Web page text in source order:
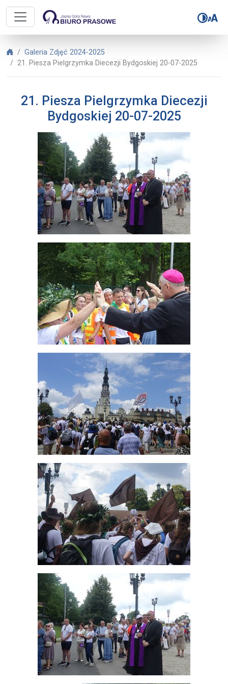
Biuro Prasowe Jasnej Góry – 21.
Biuro Prasowe Jasnej Góry
Galeria Zdjęć 2024-2025
21. Piesza Pielgrzymka Diecezji Bydgoskiej 20-07-2025
21. Piesza Pielgrzymka Diecezji
Bydgoskiej 20-07-2025